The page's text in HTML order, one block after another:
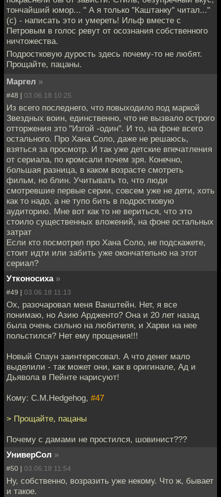
тончайший юмор... " А я только "Каштанку" читал..."
(с) - написать это и умереть! Ильф вместе с
Петровым в голос ревут от осознания собственного
ничтожества.
Подростковую дурость здесь почему-то не любят.
Прощайте, пацаны.
Маргел »
#48 | 03.06.18 10:25
Из всего последнего, что повыходило под маркой
Звездных воин, единственно, что не вызвало острого
отторжения это "Изгой -один". И то, на фоне всего
остального. Про Хана Соло, даже не решаюсь,
взяться за просмотр. И так уже детские впечатления
от сериала, по кромсали почем зря. Конечно,
большая разница, в каком возрасте смотреть
фильм, но блин. Учитывать то, что люди
смотревшие первые серии, совсем уже не дети, хоть
как то надо, а не тупо бить в подростковую
аудиторию. Мне вот как то не вериться, что это
стоило существенных вложений, на фоне остальных
затрат
Если кто посмотрел про Хана Соло, не подскажете,
стоит идти или забить уже окончательно на этот
сериал?
Утконосиха »
#49 | 03.06.18 11:13
Ох, разочаровал меня Ванштейн. Нет, я все
понимаю, но Азию Ардженто? Она и 20 лет назад
была очень сильно на любителя, и Харви на нее
польстился? Нет ему прощения!!!
Новый Спаун заинтересовал. А что денег мало
выделили - так может они, как в оригинале, Ад и
Дьявола в Пейнте нарисуют!
Кому: C.M.Hedgehog, #47
> Прощайте, пацаны
Почему с дамами не простился, шовинист???
УниверСол »
#50 | 03.06.18 11:54
Ну, собственно, возразить уже некому. Что ж, бывает
и такое.